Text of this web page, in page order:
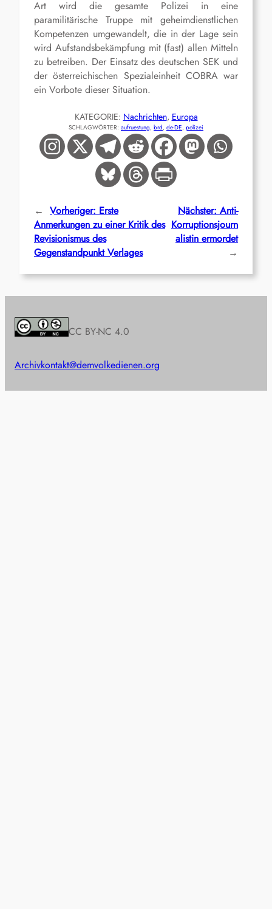
Art wird die gesamte Polizei in eine
paramilitärische Truppe mit geheimdienstlichen
Kompetenzen umgewandelt, die in der Lage sein
wird Aufstandsbekämpfung mit (fast) allen Mitteln
zu betreiben. Der Einsatz des deutschen SEK und
der österreichischen Spezialeinheit COBRA war
ein Vorbote dieser Situation.
KATEGORIE: Nachrichten, Europa
SCHLAGWÖRTER: aufruestung, brd, de-DE, polizei
← Vorheriger: Erste
Anmerkungen zu einer Kritik des
Revisionismus des
Gegenstandpunkt Verlages
Nächster: Anti-
Korruptionsjourn
alistin ermordet
→
CC BY-NC 4.0
Archivkontakt@demvolkedienen.org